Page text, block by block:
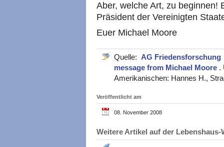
Aber, welche Art, zu beginnen!
Präsident der Vereinigten
Euer Michael Moore
Quelle: AG Friedensforschung
message from Michael Moore .
Amerikanischen: Hannes H.,
Veröffentlicht am
08. November 2008
Weitere Artikel auf der